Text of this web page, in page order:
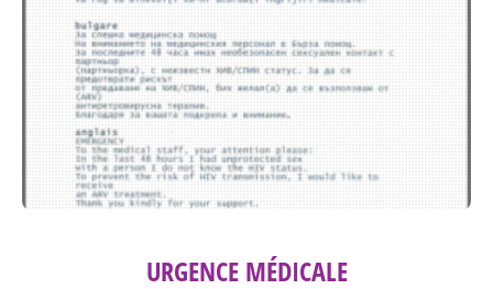
URGENCE MÉDICALE